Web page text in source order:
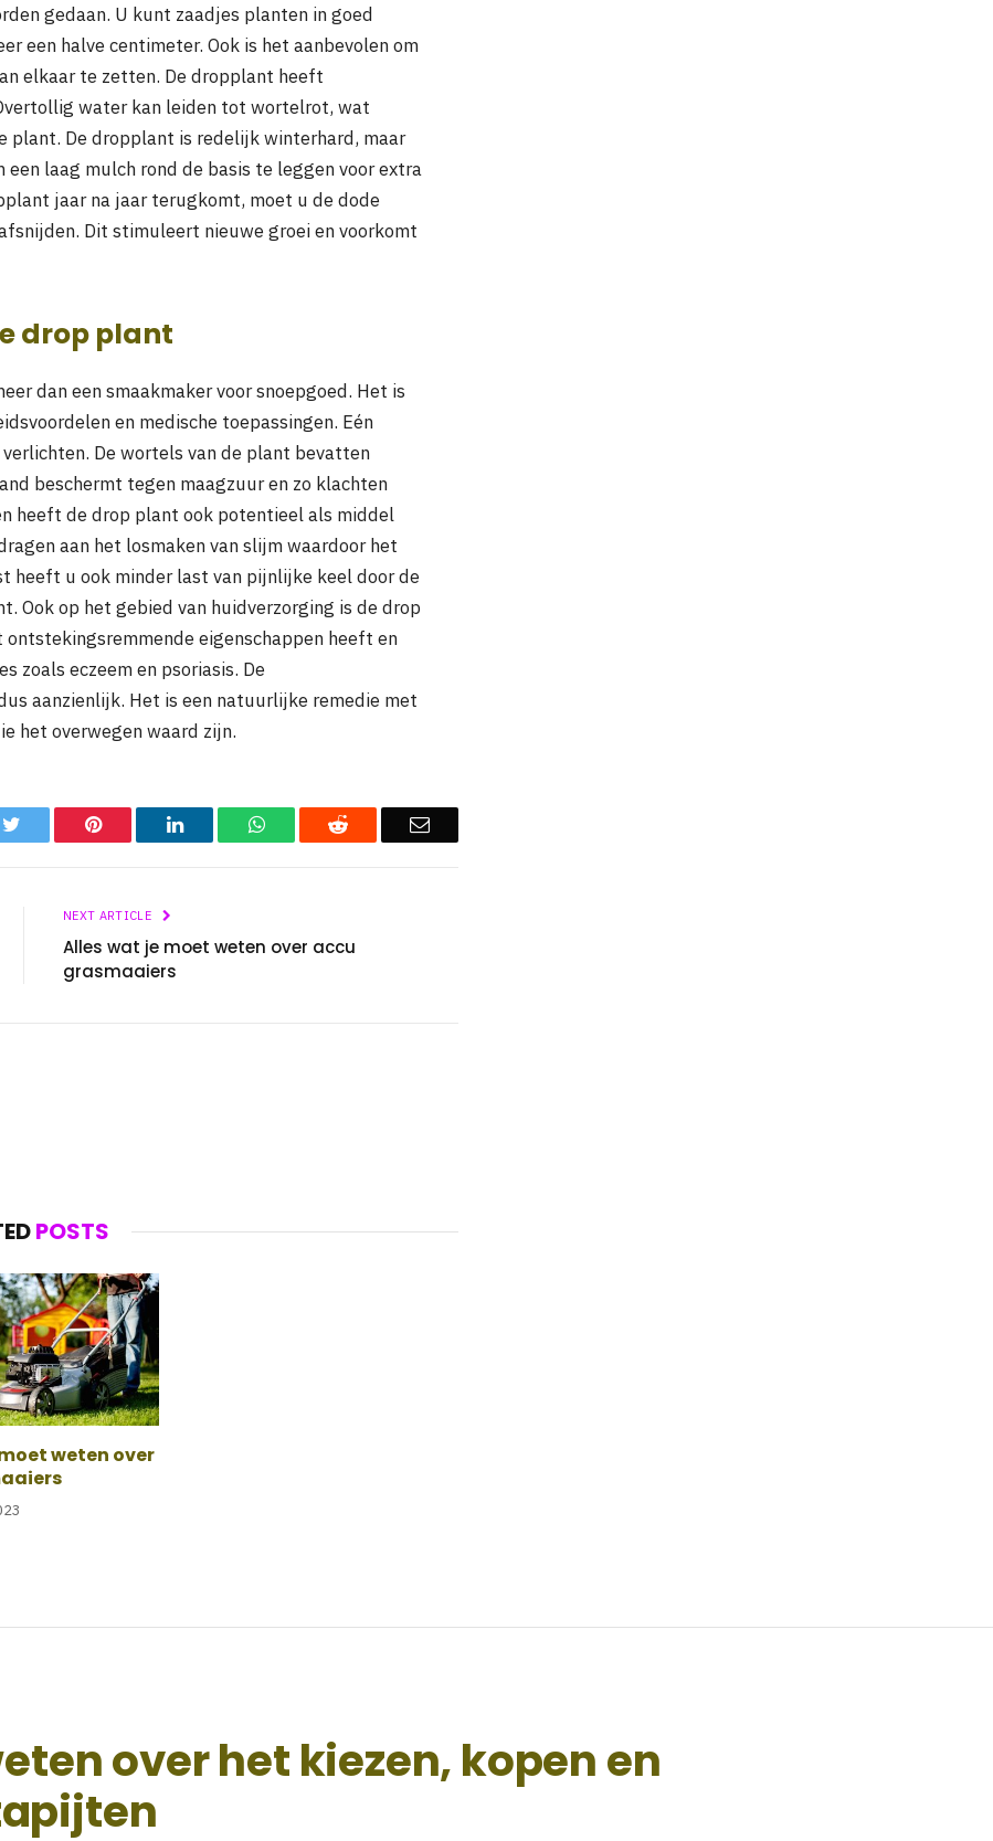
gedaan. U kunt zaadjes planten in goed
een halve centimeter. Ook is het aanbevolen om
elkaar te zetten. De dropplant heeft
water kan leiden tot wortelrot, wat
plant. De dropplant is redelijk winterhard, maar
laag mulch rond de basis te leggen voor extra
jaar na jaar terugkomt, moet u de dode
Dit stimuleert nieuwe groei en voorkomt
drop plant
dan een smaakmaker voor snoepgoed. Het is
en medische toepassingen. Eén
De wortels van de plant bevatten
beschermt tegen maagzuur en zo klachten
heeft de drop plant ook potentieel als middel
aan het losmaken van slijm waardoor het
heeft u ook minder last van pijnlijke keel door de
Ook op het gebied van huidverzorging is de drop
eigenschappen heeft en
zoals eczeem en psoriasis. De
aanzienlijk. Het is een natuurlijke remedie met
het overwegen waard zijn.
Twitter Pinterest LinkedIn WhatsAppReddit Email
NEXT ARTICLE
Alles wat je moet weten over accu
grasmaaiers
POSTS
weten over
over het kiezen, kopen en